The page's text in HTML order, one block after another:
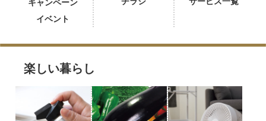
キャンペーン
イベント
楽しい暮らし